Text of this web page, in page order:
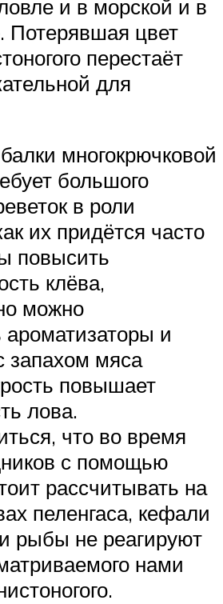
и в морской и в
Потерявшая цвет
перестаёт
для
многокрючковой
большого
в роли
их придётся часто
повысить
клёва,
можно
ароматизаторы и
запахом мяса
повышает
лова.
что во время
с помощью
рассчитывать на
пеленгаса, кефали
рыбы не реагируют
нами